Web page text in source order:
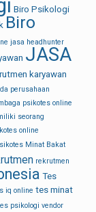
Biro Psikologi
Biro
jasa headhunter
JASA
karyawan
perusahaan
psikotes online
seorang
online
Minat Bakat
rekrutmen
Tes
iq online tes minat
psikologi vendor